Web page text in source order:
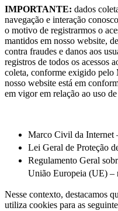
IMPORTANTE: dados
navegação e interação
o motivo de registrarmos o
mantidos em nosso website,
contra fraudes e danos aos
registros de todos os acessos
coleta, conforme exigido
nosso website está em
em vigor em relação ao uso
Marco Civil da Internet
Lei Geral de Proteção
Regulamento Geral
União Europeia (UE) –
Nesse contexto, destacamos
utiliza cookies para as